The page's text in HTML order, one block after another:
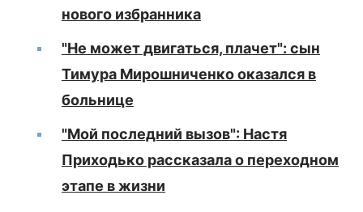
нового избранника
"Не может двигаться, плачет": сын
Тимура Мирошниченко оказался в
больнице
"Мой последний вызов": Настя
Приходько рассказала о переходном
этапе в жизни